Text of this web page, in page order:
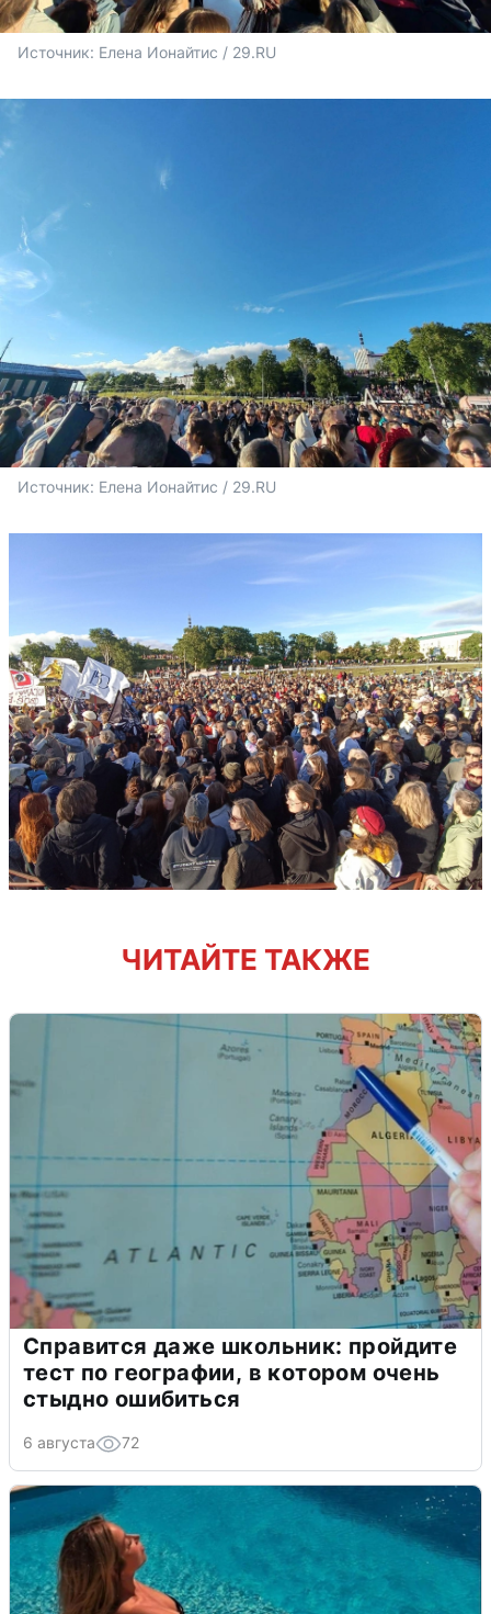
Источник: Елена Ионайтис / 29.RU
Источник: Елена Ионайтис / 29.RU
ЧИТАЙТЕ ТАКЖЕ
Справится даже школьник: пройдите
тест по географии, в котором очень
стыдно ошибиться
6 августа 72